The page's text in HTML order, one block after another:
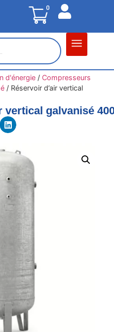
0
d'énergie/ Compresseurs
/ Réservoir d’air vertical
vertical galvanisé